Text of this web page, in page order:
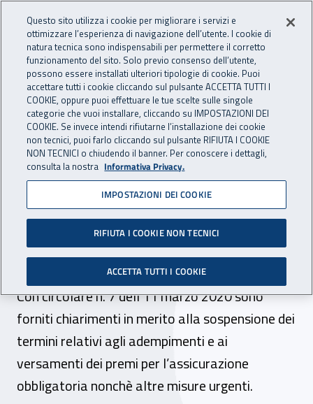
INAIL - Istituto Nazionale
Apri cerca
Navigazione principale
Navigazione - Ti trovi in:
Home Inail comunica Avvisi
Sospensione dal 23
febbraio al 30 aprile 2020
degli adempimenti e dei
versamenti dei premi e
altre misure urgenti
Con circolare n. 7 dell’11 marzo 2020 sono
forniti chiarimenti in merito alla sospensione dei
termini relativi agli adempimenti e ai
versamenti dei premi per l’assicurazione
obbligatoria nonchè altre misure urgenti.
Questo sito utilizza i cookie per migliorare i servizi e
ottimizzare l’esperienza di navigazione dell’utente. I cookie di
natura tecnica sono indispensabili per permettere il corretto
funzionamento del sito. Solo previo consenso dell’utente,
possono essere installati ulteriori tipologie di cookie. Puoi
accettare tutti i cookie cliccando sul pulsante ACCETTA TUTTI I
COOKIE, oppure puoi effettuare le tue scelte sulle singole
categorie che vuoi installare, cliccando su IMPOSTAZIONI DEI
COOKIE. Se invece intendi rifiutarne l’installazione dei cookie
non tecnici, puoi farlo cliccando sul pulsante RIFIUTA I COOKIE
NON TECNICI o chiudendo il banner. Per conoscere i dettagli,
consulta la nostra Informativa Privacy.
IMPOSTAZIONI DEI COOKIE
RIFIUTA I COOKIE NON TECNICI
ACCETTA TUTTI I COOKIE